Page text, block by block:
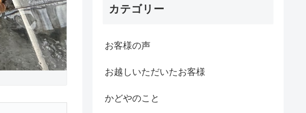
カテゴリー
お客様の声
お越しいただいたお客様
かどやのこと